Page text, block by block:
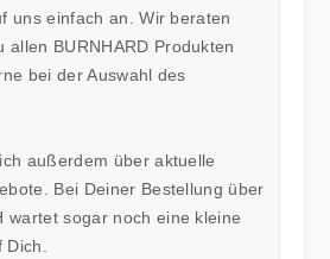
uns einfach an. Wir beraten
allen BURNHARD Produkten
bei der Auswahl des
außerdem über aktuelle
Bei Deiner Bestellung über
wartet sogar noch eine kleine